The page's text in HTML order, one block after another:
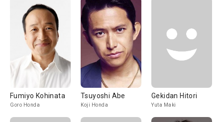
Fumiyo Kohinata
Goro Honda
Tsuyoshi Abe
Koji Honda
Gekidan Hitori
Yuta Maki